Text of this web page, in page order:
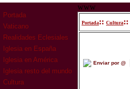
Portada
Vaticano
Realidades Eclesiales
Iglesia en España
Iglesia en América
Iglesia resto del mundo
Cultura
www
Portada:: Cultura::
Enviar por @